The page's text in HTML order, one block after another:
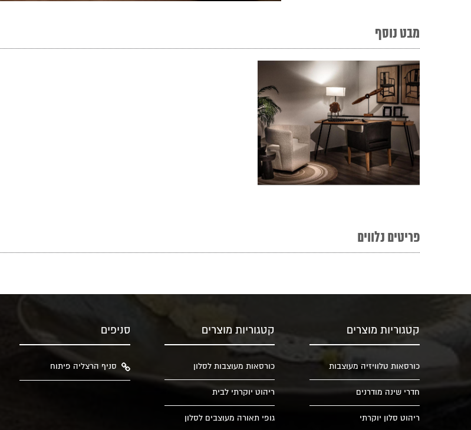
מבט נוסף
פריטים נלווים
קטגוריות מוצרים
כורסאות טלוויזיה מעוצבות
חדרי שינה מודרנים
ריהוט סלון יוקרתי
קטגוריות מוצרים
כורסאות מעוצבות לסלון
ריהוט יוקרתי לבית
גופי תאורה מעוצבים לסלון
סניפים
סניף הרצליה פיתוח